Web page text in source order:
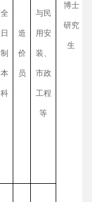
博士
研究
生
全
日
制
本
科
造
价
员
与民
用安
装、
市政
工程
等